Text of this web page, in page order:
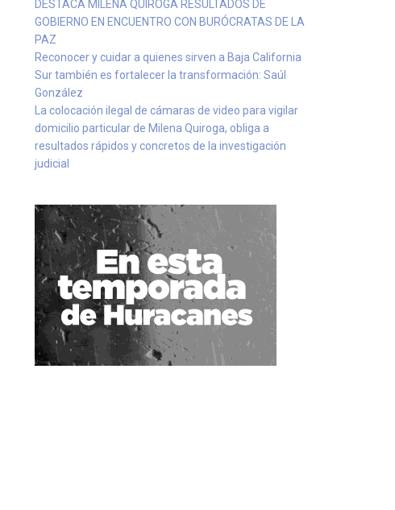
DESTACA MILENA QUIROGA RESULTADOS DE
GOBIERNO EN ENCUENTRO CON BURÓCRATAS DE LA
PAZ
Reconocer y cuidar a quienes sirven a Baja California
Sur también es fortalecer la transformación: Saúl
González
La colocación ilegal de cámaras de video para vigilar
domicilio particular de Milena Quiroga, obliga a
resultados rápidos y concretos de la investigación
judicial